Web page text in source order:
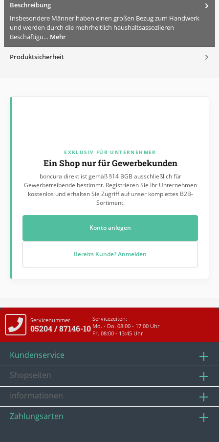
Beschreibung
Insbesondere Männer haben einen großen Bezug zum Handwerk
und werden durch die mehrheitlich haushaltsassoziieren
Beschäftigu… Mehr
Produktsicherheit
EXKLUSIV FÜR UNTERNEHMER
Ein Shop nur für Gewerbekunden
boncura direkt ist gemäß §14 BGB ausschließlich für
Gewerbetreibende bestimmt. Registrieren Sie Ihr Unternehmen
kostenlos und erhalten Sie Zugriff auf unser komplettes B2B-
Sortiment.
Konto anlegen
Bereits Kunde? Anmelden
Servicenummer
05204 / 87146-10
Servicezeiten:
Mo. - Do. 08:00 - 17:00 Uhr
Fr. 08:00 - 13:45 Uhr
Kundenservice
Shopseiten
Informationen
Zahlungsarten